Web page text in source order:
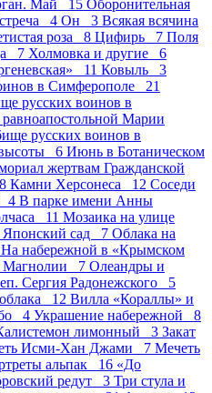
Май 15 Оборонительная
4 Он 3 Всякая всячина
роза 8 Цифирь 7 Поля
7 Холмовка и другие 6
11 Ковыль 3
в Симферополе 21
русских воинов в
Марии
русских воинов в
6 Июнь в Ботаническом
жертвам Гражданской
Камни Херсонеса 12 Соседи
4 В парке имени Анны
11 Мозаика на улице
Японский сад 7 Облака на
На набережной в «Крымском
Магнолии 7 Олеандры и
Сергия Радонежского 5
12 Вилла «Кораллы» и
4 Украшение набережной 8
лимонный 3 Закат
Исми-Хан Джами 7 Мечеть
альпак 16 «До
редут 3 Три стула и